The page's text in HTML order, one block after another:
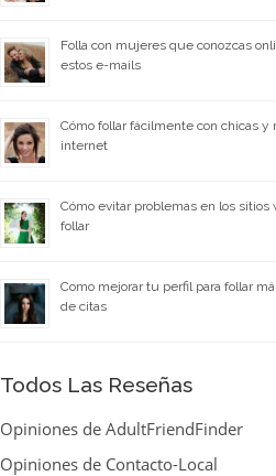
Folla con mujeres que conozcas
estos e-mails
Cómo follar fácilmente con chicas y
internet
Cómo evitar problemas en los sitios
follar
Como mejorar tu perfil para follar
de citas
Todos Las Reseñas
Opiniones de AdultFriendFinder
Opiniones de Contacto-Local